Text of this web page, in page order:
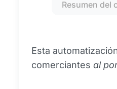
Resumen del
Esta
comerciantes al